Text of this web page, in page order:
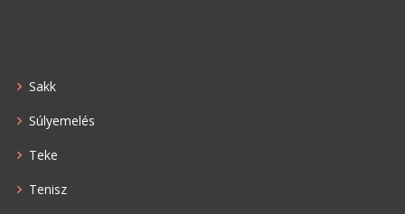
Sakk
Súlyemelés
Teke
Tenisz